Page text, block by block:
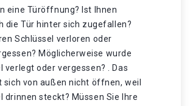
eine Türöffnung? Ist Ihnen
die Tür hinter sich zugefallen?
Schlüssel verloren oder
Möglicherweise wurde
verlegt oder vergessen? . Das
sich von außen nicht öffnen, weil
drinnen steckt? Müssen Sie Ihre